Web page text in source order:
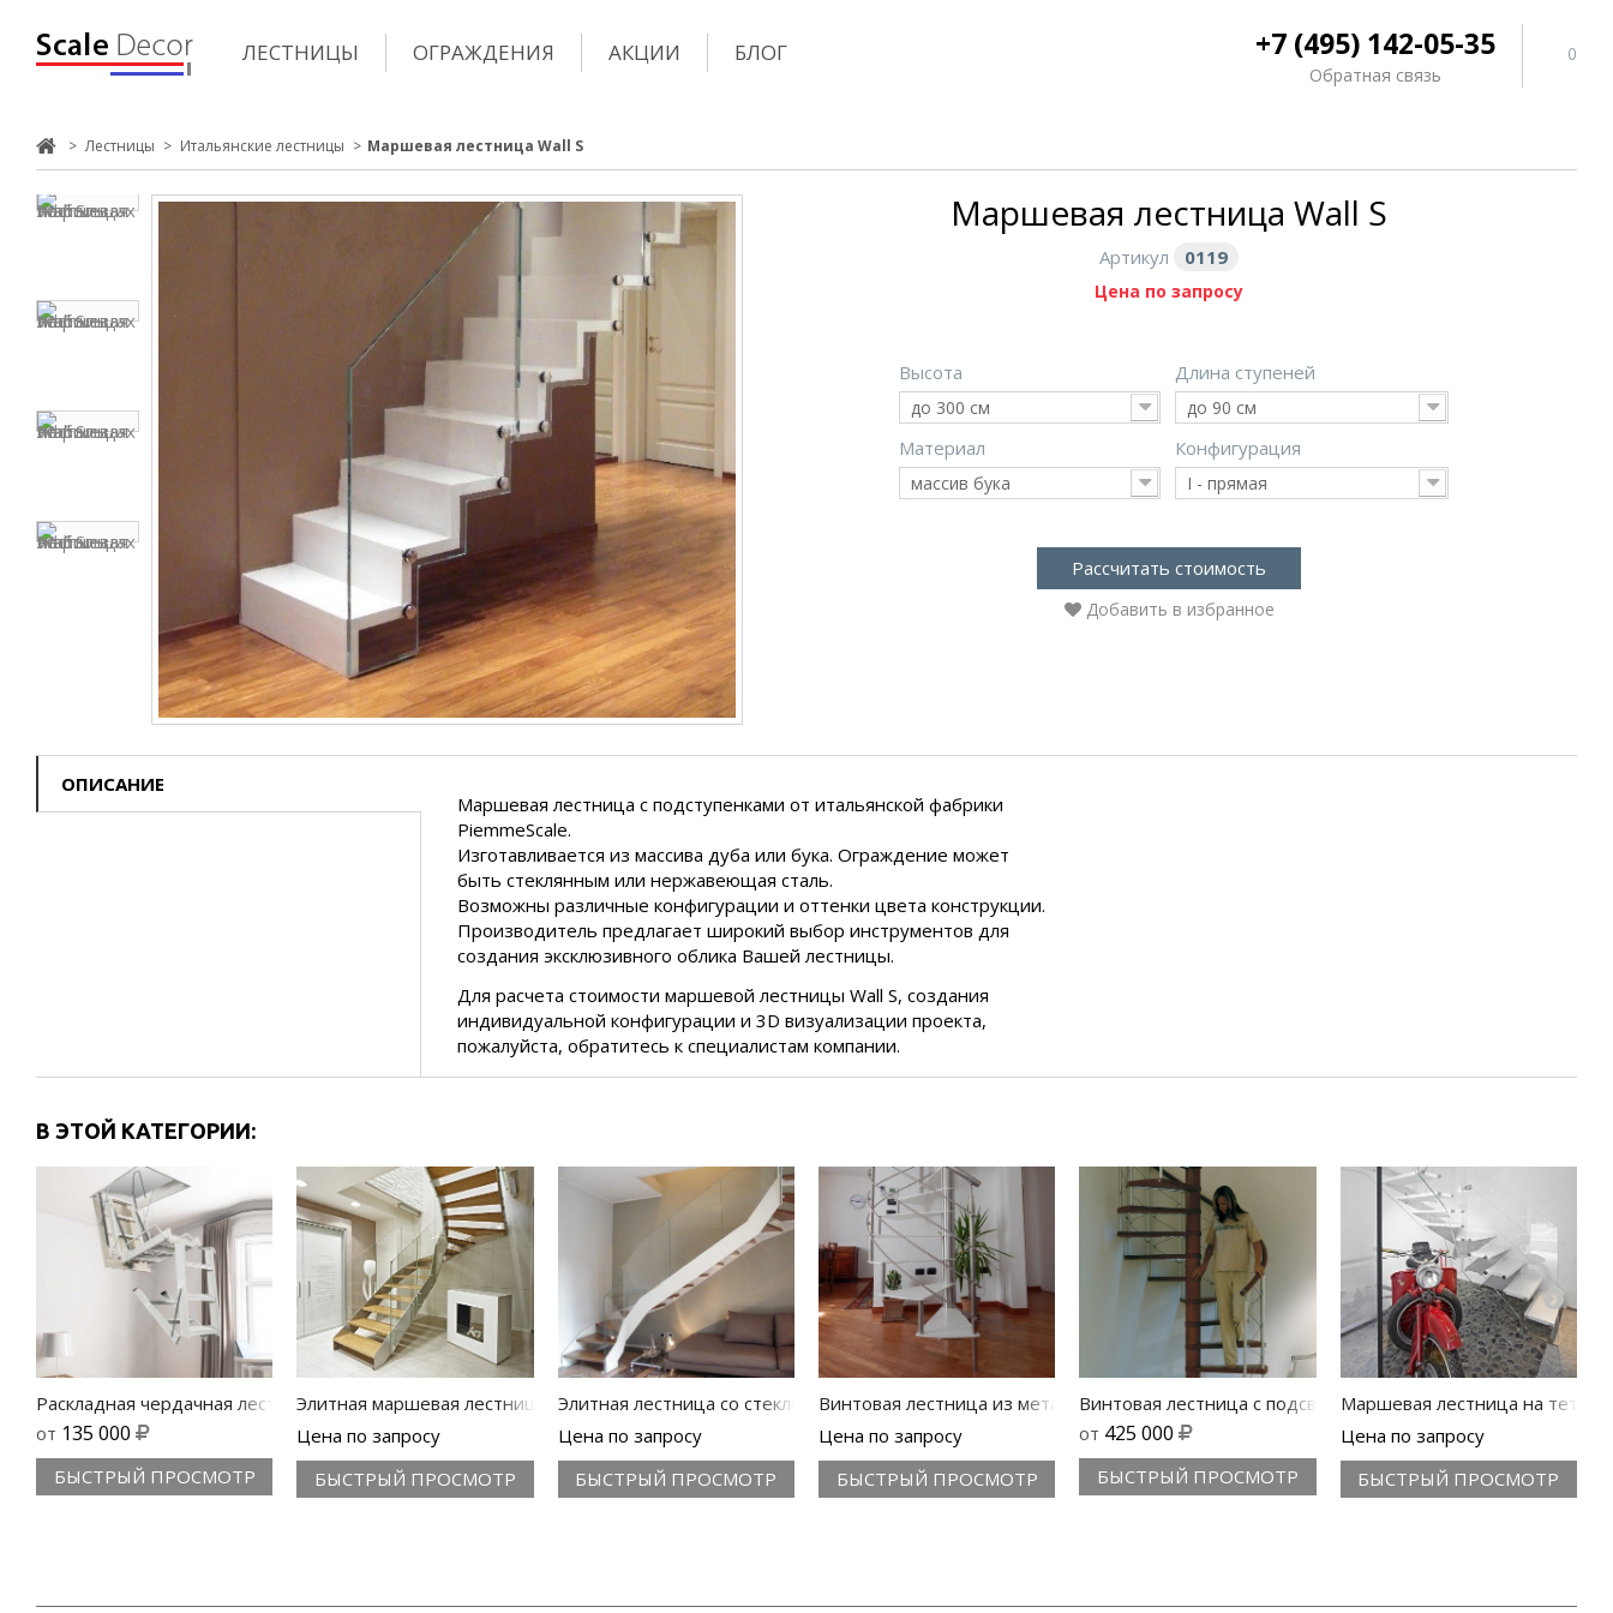
0
+7 (495) 142-05-35
Обратная связь
ЛЕСТНИЦЫ ОГРАЖДЕНИЯ АКЦИИ БЛОГ
> Лестницы > Итальянские лестницы > Маршевая лестница Wall S
Маршевая лестница Wall S
Артикул 0119
Цена по запросу
Высота
до 300 см
Длина ступеней
до 90 см
Материал
массив бука
Конфигурация
I - прямая
Рассчитать стоимость
Добавить в избранное
ОПИСАНИЕ
Маршевая лестница с подступенками от итальянской фабрики
PiemmeScale.
Изготавливается из массива дуба или бука. Ограждение может
быть стеклянным или нержавеющая сталь.
Возможны различные конфигурации и оттенки цвета конструкции.
Производитель предлагает широкий выбор инструментов для
создания эксклюзивного облика Вашей лестницы.
Для расчета стоимости маршевой лестницы Wall S, создания
индивидуальной конфигурации и 3D визуализации проекта,
пожалуйста, обратитесь к специалистам компании.
В ЭТОЙ КАТЕГОРИИ:
Раскладная чердачная лестница с люком Aci 4
от 135 000
БЫСТРЫЙ ПРОСМОТР
Элитная маршевая лестница Fascia Glass
Цена по запросу
БЫСТРЫЙ ПРОСМОТР
Элитная лестница со стеклом Thema Double
Цена по запросу
БЫСТРЫЙ ПРОСМОТР
Винтовая лестница из металла Lastra
Цена по запросу
БЫСТРЫЙ ПРОСМОТР
Винтовая лестница с подсветкой Scenik Sport
от 425 000
БЫСТРЫЙ ПРОСМОТР
Маршевая лестница на
Цена по запросу
БЫСТРЫЙ ПРОСМОТР